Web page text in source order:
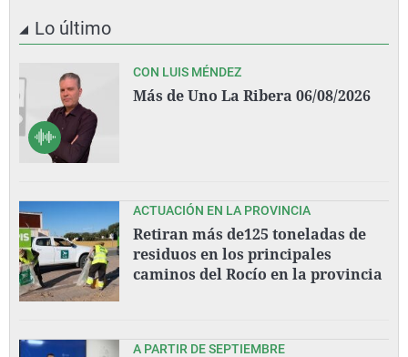
Lo último
CON LUIS MÉNDEZ
Más de Uno La Ribera 06/08/2026
ACTUACIÓN EN LA PROVINCIA
Retiran más de125 toneladas de
residuos en los principales
caminos del Rocío en la provincia
A PARTIR DE SEPTIEMBRE